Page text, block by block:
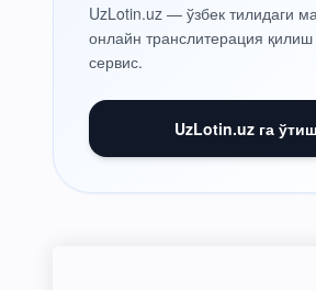
UzLotin.uz — ўзбек тилидаги
онлайн транслитерация қилиш
сервис.
UzLotin.uz га ўтиш